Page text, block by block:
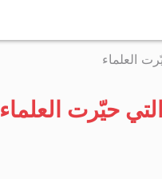
العلماء
حيّرت العلماء